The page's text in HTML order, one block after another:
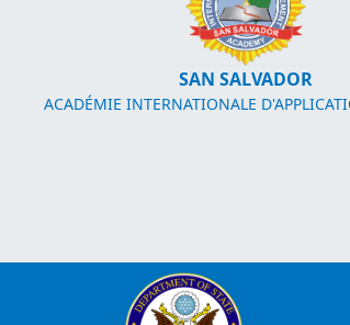
SAN SALVADOR
ACADÉMIE INTERNATIONALE